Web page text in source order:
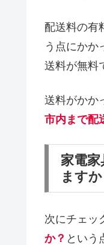
配送料の有
う点にかか
送料が無料
送料がかか
市内まで配
家電
ますか
次にチェッ
か？ という